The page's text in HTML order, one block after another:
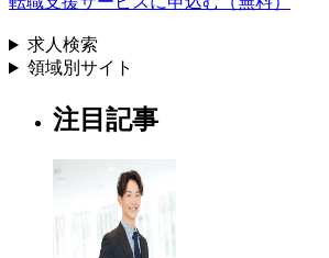
求人検索
領域別サイト
注目記事